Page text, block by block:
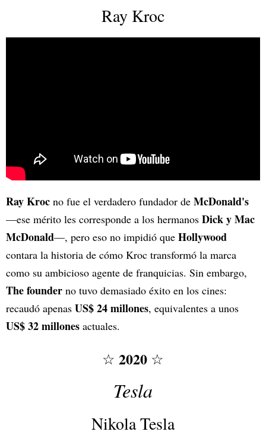
Ray Kroc
Ray Kroc no fue el verdadero fundador de McDonald's
—ese mérito les corresponde a los hermanos Dick y Mac
McDonald—, pero eso no impidió que Hollywood
contara la historia de cómo Kroc transformó la marca
como su ambicioso agente de franquicias. Sin embargo,
The founder no tuvo demasiado éxito en los cines:
recaudó apenas US$ 24 millones, equivalentes a unos
US$ 32 millones actuales.
☆ 2020 ☆
Tesla
Nikola Tesla